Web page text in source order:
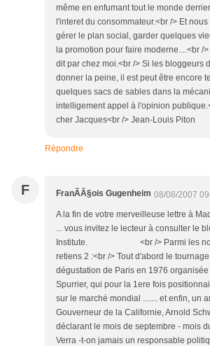
même en enfumant tout le monde
l'interet du consommateur.<br /> Et
gérer le plan social, garder quelques
la promotion pour faire moderne....<br /
dit par chez moi.<br /> Si les bloggeurs
donner la peine, il est peut être encore
quelques sacs de sables dans la
intelligement appel à l'opinion
cher Jacques<br /> Jean-Louis Piton
Répondre
F FranÃÂ§ois Gugenheim 08/08/2007
A la fin de votre merveilleuse lettre à
... vous invitez le lecteur à consulter le
Institute. <br /> Parmi les
retiens 2 :<br /> Tout d'abord le
dégustation de Paris en 1976
Spurrier, qui pour la 1ere fois
sur le marché mondial ....... et enfin, un
Gouverneur de la Californie, Arnold
déclarant le mois de septembre - mois
Verra -t-on jamais un responsable